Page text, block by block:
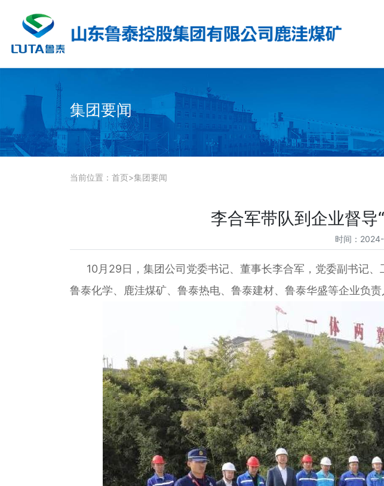
集团要闻
当前位置： 首页>集团要闻
李合军带队到企业督导
时间：
10月29日，集团公司党委书记、董事长李合军，党委副书记
鲁泰化学、鹿洼煤矿、鲁泰热电、鲁泰建材、鲁泰华盛等企业负责